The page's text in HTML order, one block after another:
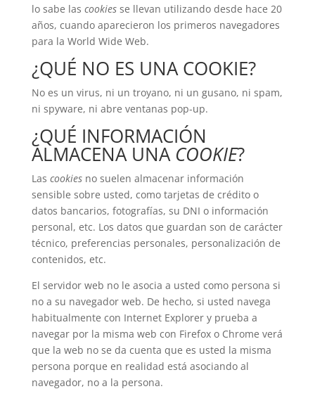
lo sabe las cookiesse llevan utilizando desde hace 20
años, cuando aparecieron los primeros navegadores
para la World Wide Web.
¿QUÉ NO ES UNA COOKIE?
No es un virus, ni un troyano, ni un gusano, ni spam,
ni spyware, ni abre ventanas pop-up.
¿QUÉ INFORMACIÓN
ALMACENA UNA COOKIE?
Las cookiesno suelen almacenar información
sensible sobre usted, como tarjetas de crédito o
datos bancarios, fotografías, su DNI o información
personal, etc. Los datos que guardan son de carácter
técnico, preferencias personales, personalización de
contenidos, etc.
El servidor web no le asocia a usted como persona si
no a su navegador web. De hecho, si usted navega
habitualmente con Internet Explorer y prueba a
navegar por la misma web con Firefox o Chrome verá
que la web no se da cuenta que es usted la misma
persona porque en realidad está asociando al
navegador, no a la persona.